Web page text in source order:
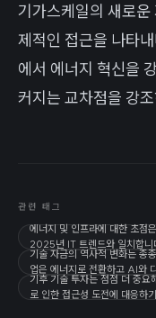
기가스케일의 새로
제적인 접근을 나타
에서 에너지 혁신을
커지는 교차점을 강
관련 태그
에너지 및 인프라에 대한 초점
2025년 IT 트렌드와 일치합니
기술 자금의 역사적 변화는 종
업은 에너지로 전환하고 AI와
기후 기술 투자는 점점 더 중요
로 인한 접근성 도전에 대응하